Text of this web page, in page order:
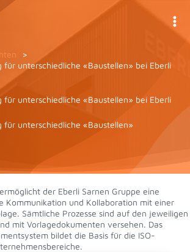
für unterschiedliche «Baustellen» bei Eberli
für unterschiedliche «Baustellen» bei Eberli
für unterschiedliche «Baustellen»
der Eberli Sarnen Gruppe eine
Kommunikation und Kollaboration mit einer
Sämtliche Prozesse sind auf den jeweiligen
mit Vorlagedokumenten versehen. Das
bildet die Basis für die ISO-